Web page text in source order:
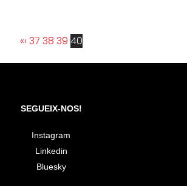
«‹37 38 39 40
SEGUEIX-NOS!
Instagram
Linkedin
Bluesky